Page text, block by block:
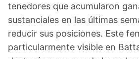
tenedores que acumularon
sustanciales en las últimas
reducir sus posiciones. Este
particularmente visible en